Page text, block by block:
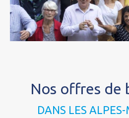
Nos offres de
DANS LES